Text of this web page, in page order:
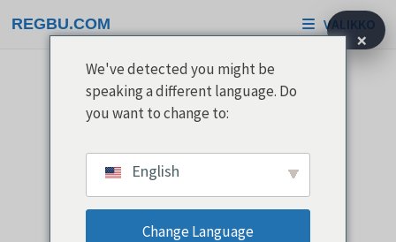
sisältöön
REGBU.COM VALIKKO
×
We've detected you might be
speaking a different language. Do
you want to change to:
English
Change Language